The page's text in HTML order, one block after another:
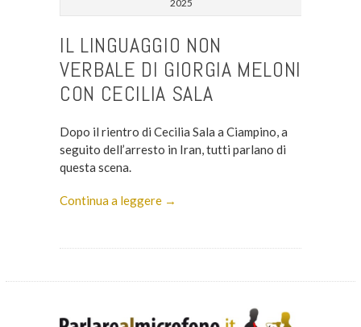
2025
IL LINGUAGGIO NON
VERBALE DI GIORGIA MELONI
CON CECILIA SALA
Dopo il rientro di Cecilia Sala a Ciampino, a
seguito dell’arresto in Iran, tutti parlano di
questa scena.
Continua a leggere →